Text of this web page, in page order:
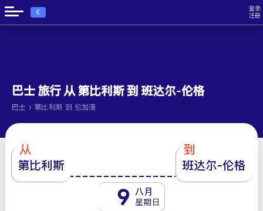
€
登录
注册
巴士 旅行 从 第比利斯 到 班达尔-伦格
巴士 › 第比利斯 到 伦加港
从
第比利斯
到
班达尔-伦格
9 八月
星期日